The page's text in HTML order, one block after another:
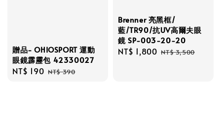
贈品- OHIOSPORT 運動
眼鏡霹靂包 42330027
Sale
NT$ 190 Regular
NT$ 390
Brenner 亮黑框/
藍/TR90/抗UV高爾夫眼
鏡 SP-003-20-20
Sale
NT$ 1,800 Regular
NT$ 3,500